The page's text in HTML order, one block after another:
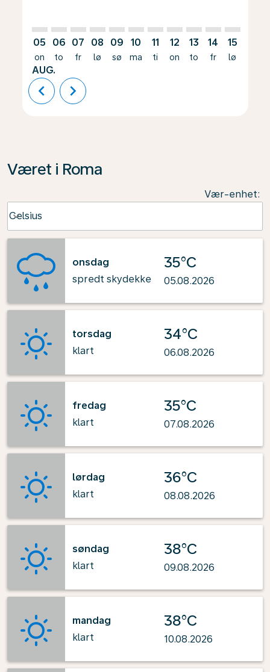
05
on
AUG.
06
to
07
fr
08
lø
09
sø
10
ma
11
ti
12
on
13
to
14
fr
15
lø
chevron_left chevron_right
Været i Roma
Vær-enhet:
Celsius
keyboard_arrow_down
onsdag
spredt skydekke
35°C
05.08.2026
torsdag
klart
34°C
06.08.2026
fredag
klart
35°C
07.08.2026
lørdag
klart
36°C
08.08.2026
søndag
klart
38°C
09.08.2026
mandag
klart
38°C
10.08.2026